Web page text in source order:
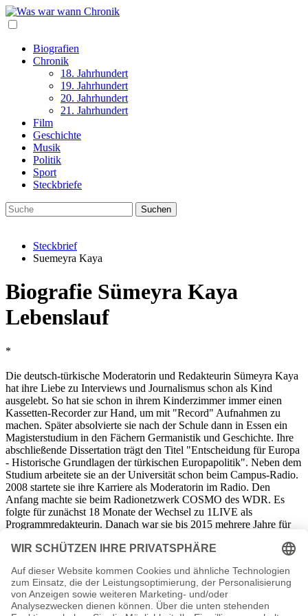
Biografien
Chronik
18. Jahrhundert
19. Jahrhundert
20. Jahrhundert
21. Jahrhundert
Film
Geschichte
Musik
Politik
Sport
Steckbriefe
Steckbrief
Suemeyra Kaya
Biografie Sümeyra Kaya
Lebenslauf
*
Die deutsch-türkische Moderatorin und Redakteurin Sümeyra Kaya
hat ihre Liebe zu Interviews und Journalismus schon als Kind
ausgelebt. So hat sie schon in ihrem Kinderzimmer immer einen
Kassetten-Recorder zur Hand, um mit "Record" Aufnahmen zu
machen. Später absolvierte sie nach der Schule dann in Essen ein
Magisterstudium in den Fächern Germanistik und Geschichte. Ihre
abschließende Dissertation trägt den Titel "Entscheidung für Europa
- Historische Grundlagen der türkischen Europapolitik". Neben dem
Studium arbeitete sie an der Universität schon beim Campus-Radio.
2008 startete sie ihre Karriere als Moderatorin im Radio. Den
Anfang machte sie beim Radionetzwerk COSMO des WDR. Es
folgte für zunächst 18 Monate der Wechsel zu 1LIVE als
Programmredakteurin. Danach war sie bis 2015 mehrere Jahre für
COSMO und moderiert dort das Tagesprogramm. Parallel betreibt
Der Philosophie Talk". Im Juli 2021 übernahm sie die Moderation
als Nachfolgerin von Simone Standlin der "WDR-Lokalzeit" aus
Köln.